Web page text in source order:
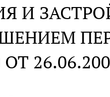
И